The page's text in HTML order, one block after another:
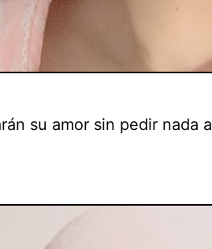
su amor sin pedir nada a